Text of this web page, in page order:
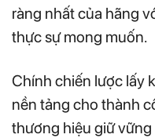
ràng nhất của hãng
thực sự mong muốn.
Chính chiến lược lấy
nền tảng cho thành
thương hiệu giữ